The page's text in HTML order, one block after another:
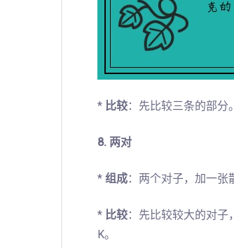
* 比较：先比较三条的部分
8. 两对
*组成：两个对子，加一张
* 比较：先比较较大的对
K。